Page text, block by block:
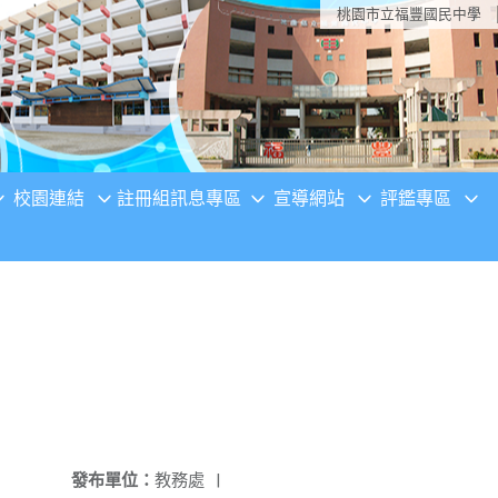
桃園市立福豐國民中學
校園連結 註冊組訊息專區 宣導網站 評鑑專區
發布單位： 教務處 |